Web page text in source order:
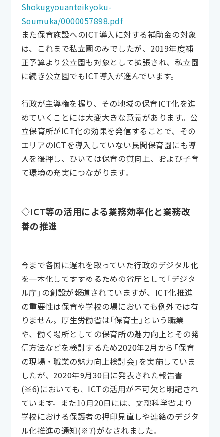
Shokugyouanteikyoku-
Soumuka/0000057898.pdf
また保育施設へのICT導入に対する補助金の対象
は、これまで私立園のみでしたが、2019年度補
正予算より公立園も対象として拡張され、私立園
に続き公立園でもICT導入が進んでいます。
行政が主導権を握り、その地域の保育ICT化を進
めていくことには大変大きな意義があります。公
立保育所がICT化の効果を発信することで、その
エリアのICTを導入していない民間保育園にも導
入を後押し、ひいては保育の質向上、および子育
て環境の充実につながります。
◇ICT等の活用による業務効率化と業務改
善の推進
今まで各国に遅れを取っていた行政のデジタル化
を一本化してすすめるための省庁として「デジタ
ル庁」の創設が報道されていますが、ICT化推進
の重要性は保育や学校の場においても例外では有
りません。厚生労働省は「保育士」という職業
や、働く場所としての保育所の魅力向上とその発
信方法などを検討するため2020年2月から「保育
の現場・職業の魅力向上検討会」を実施していま
したが、2020年9月30日に発表された報告書
(※6)においても、ICTの活用が不可欠と明記され
ています。また10月20日には、文部科学省より
学校における保護者の押印見直しや連絡のデジタ
ル化推進の通知(※7)がなされました。